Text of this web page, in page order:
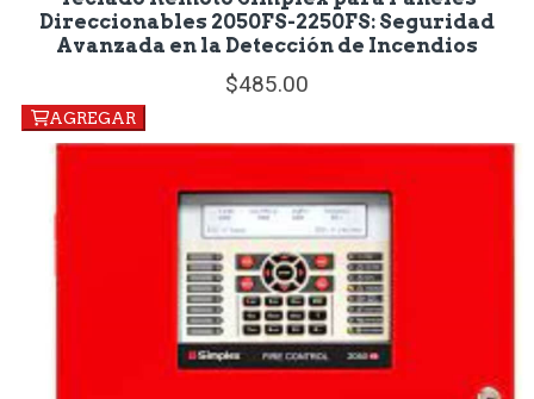
Direccionables 2050FS-2250FS: Seguridad
Avanzada en la Detección de Incendios
485.00
AGREGAR